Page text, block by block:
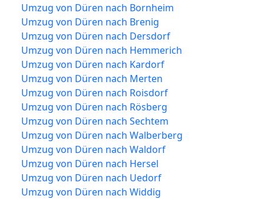
Umzug von Düren nach Bornheim
Umzug von Düren nach Brenig
Umzug von Düren nach Dersdorf
Umzug von Düren nach Hemmerich
Umzug von Düren nach Kardorf
Umzug von Düren nach Merten
Umzug von Düren nach Roisdorf
Umzug von Düren nach Rösberg
Umzug von Düren nach Sechtem
Umzug von Düren nach Walberberg
Umzug von Düren nach Waldorf
Umzug von Düren nach Hersel
Umzug von Düren nach Uedorf
Umzug von Düren nach Widdig